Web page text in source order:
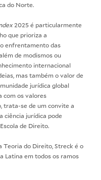
do Norte.
2025 é particularmente
que prioriza a
enfrentamento das
de modismos ou
internacional
mas também o valor de
jurídica global
com os valores
trata-se de um convite a
ciência jurídica pode
de Direito.
Teoria do Direito, Streck é o
Latina em todos os ramos